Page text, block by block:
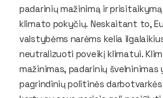
padarinių mažinimą ir
klimato pokyčių. Neskaitant to,
valstybėms narėms kelia
neutralizuoti poveikį klimatui.
mažinimas, padarinių švelninimas
pagrindinių politinės